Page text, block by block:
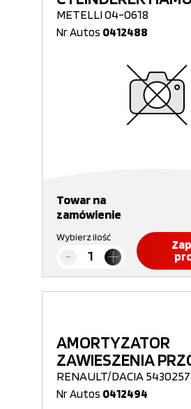
METELLI 04-0618
Nr Autos 0412488
Towar na
zamówienie
Wybierz ilość
AMORTYZATOR
ZAWIESZENIA
RENAULT/DACIA
Nr Autos 0412494